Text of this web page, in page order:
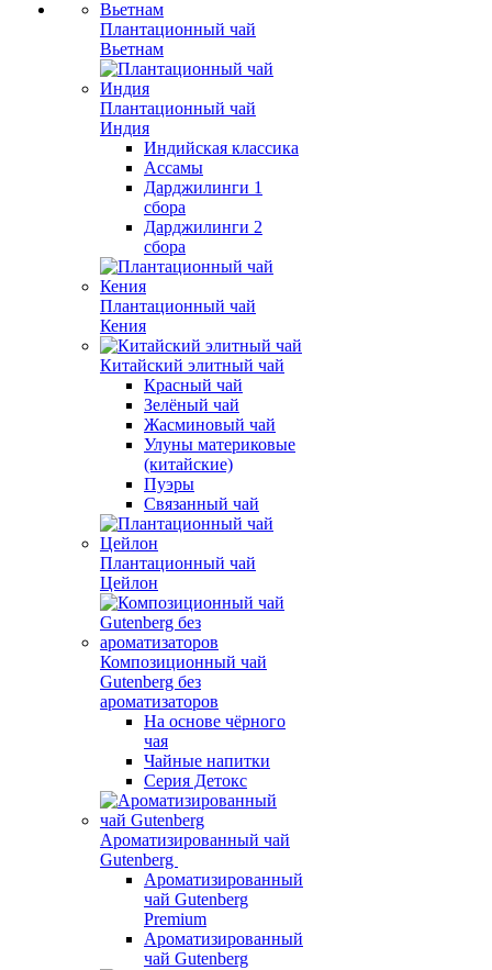
Плантационный чай
Вьетнам
Плантационный чай
Индия
Индийская классика
Ассамы
Дарджилинги 1
сбора
Дарджилинги 2
сбора
Плантационный чай
Кения
Китайский элитный чай
Красный чай
Зелёный чай
Жасминовый чай
Улуны материковые
(китайские)
Пуэры
Связанный чай
Плантационный чай
Цейлон
Композиционный чай
Gutenberg без
ароматизаторов
На основе чёрного
чая
Чайные напитки
Серия Детокс
Ароматизированный чай
Gutenberg
Ароматизированный
чай Gutenberg
Premium
Ароматизированный
чай Gutenberg